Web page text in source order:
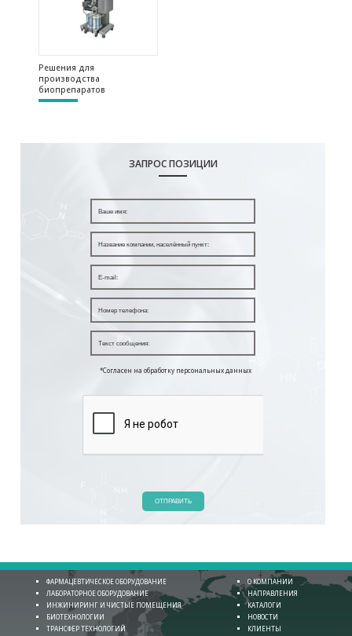
Решения для
производства
биопрепаратов
ЗАПРОС ПОЗИЦИИ
*Согласен на обработку персональных данных
ОТПРАВИТЬ
ФАРМАЦЕВТИЧЕСКОЕ ОБОРУДОВАНИЕ
ЛАБОРАТОРНОЕ ОБОРУДОВАНИЕ
ИНЖИНИРИНГ И ЧИСТЫЕ ПОМЕЩЕНИЯ
БИОТЕХНОЛОГИИ
ТРАНСФЕР ТЕХНОЛОГИЙ
О КОМПАНИИ
НАПРАВЛЕНИЯ
КАТАЛОГИ
НОВОСТИ
КЛИЕНТЫ